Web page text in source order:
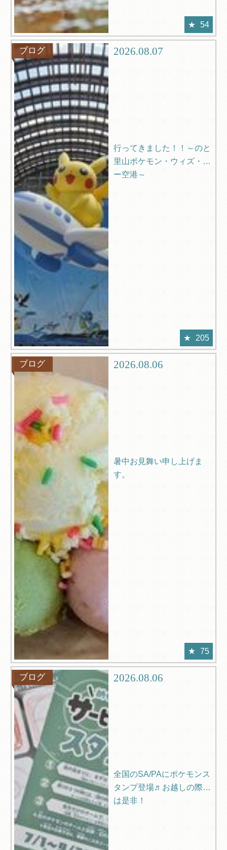
54
ブログ 2026.08.07
行ってきました！！～のと
里山ポケモン・ウィズ・ユ
ー空港～
205
ブログ 2026.08.06
暑中お見舞い申し上げま
す。
75
ブログ 2026.08.06
全国のSA/PAにポケモンス
タンプ登場♬お越しの際に
は是非！